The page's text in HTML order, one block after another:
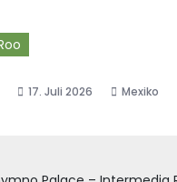
17. Juli 2026 Mexiko